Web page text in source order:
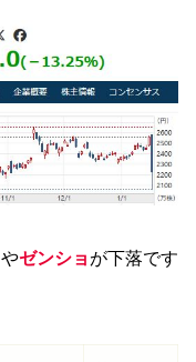
やゼンショ が下落です